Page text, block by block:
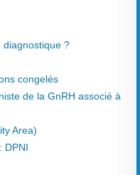
diagnostique ?
congelés
de la GnRH associé à
Area)
DPNI